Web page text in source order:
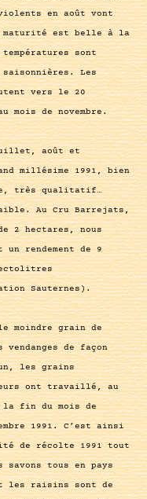
en août vont
maturité est belle à la
sont
saisonnières. Les
vers le 20
mois de novembre.
août et
millésime 1991, bien
très qualitatif…
Au Cru Barrejats,
2 hectares, nous
rendement de 9
Sauternes).
moindre grain de
de façon
les grains
ont travaillé, au
la fin du mois de
1991. C’est ainsi
de récolte 1991 tout
savons tous en pays
les raisins sont de